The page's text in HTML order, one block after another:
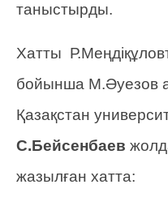
таныстырды.
Хатты
бойынша М.Әуезов
Қазақстан
С.Бейсенбаев
жазылған хатта: